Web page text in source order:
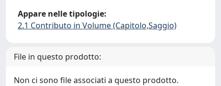
Appare nelle tipologie:
2.1 Contributo in Volume (Capitolo,Saggio)
File in questo prodotto:
Non ci sono file associati a questo prodotto.